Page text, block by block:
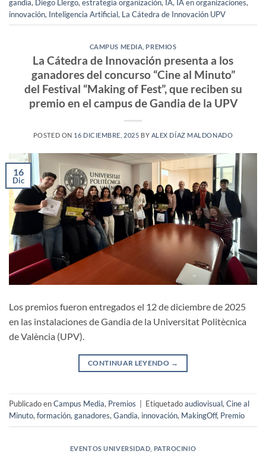
gandia, Diego Llergo, estrategia organización, IA, IA en organizaciones,
innovación, Inteligencia Artificial, La Cátedra de Innovación UPV
CAMPUS MEDIA PREMIOS
La Cátedra de Innovación presenta a los
ganadores del concurso “Cine al Minuto”
del Festival “Making of Fest”, que reciben su
premio en el campus de Gandia de la UPV
POSTED ON 16 DICIEMBRE, 2025 BY ALEX DÍAZ MALDONADO
16
Dic
Los premios fueron entregados el 12 de diciembre de 2025
en las instalaciones de Gandia de la Universitat Politècnica
de València (UPV).
CONTINUAR LEYENDO →
Publicado enCampus Media, Premios Etiquetadoaudiovisual,Cine al
Minuto,formación,ganadores,Gandia, innovación, MakingOff, Premio
EVENTOS UNIVERSIDAD PATROCINIO